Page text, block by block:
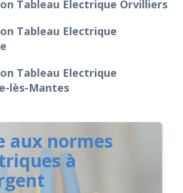
Tableau Electrique Orvilliers
Tableau Electrique
Tableau Electrique
lès-Mantes
aux normes
à